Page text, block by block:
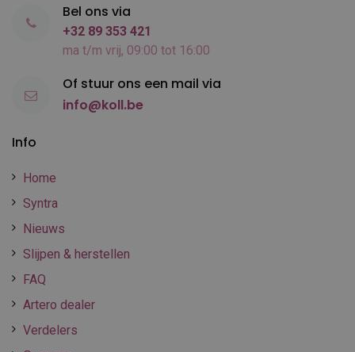
Info
Home
Syntra
Nieuws
Slijpen & herstellen
FAQ
Artero dealer
Verdelers
Bel ons via
+32 89 353 421
ma t/m vrij, 09:00 tot 16:00
Of stuur ons een mail via
info@koll.be